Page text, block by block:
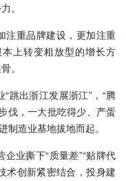
。
注重品牌建设，更加注重
上转变粗放型的增长方
。
跳出浙江发展浙江”，“腾
伐，一大批吃得少、产蛋
制造业基地拔地而起。
业撕下“质量差”“贴牌代
术创新紧密结合，投身建